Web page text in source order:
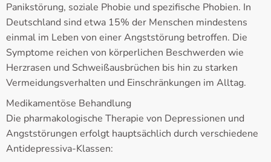
Panikstörung, soziale Phobie und spezifische Phobien. In
Deutschland sind etwa 15% der Menschen mindestens
einmal im Leben von einer Angststörung betroffen. Die
Symptome reichen von körperlichen Beschwerden wie
Herzrasen und Schweißausbrüchen bis hin zu starken
Vermeidungsverhalten und Einschränkungen im Alltag.
Medikamentöse Behandlung
Die pharmakologische Therapie von Depressionen und
Angststörungen erfolgt hauptsächlich durch verschiedene
Antidepressiva-Klassen: